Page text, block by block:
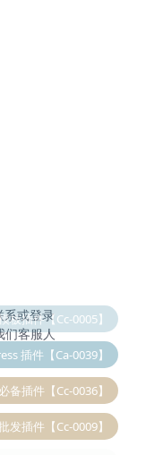
或登录
们客服人
插件【Ca-0039】
备插件【Cc-0036】
发插件【Cc-0009】